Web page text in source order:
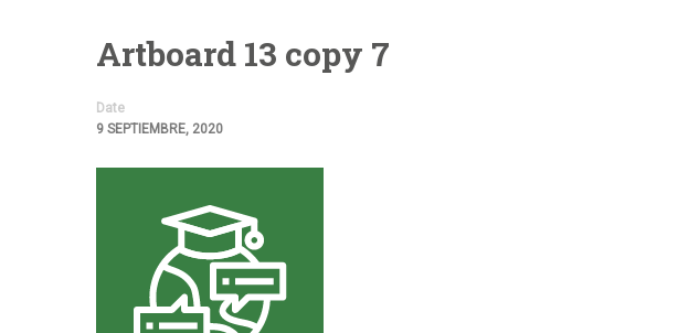
Artboard 13 copy 7
Date
9 SEPTIEMBRE, 2020